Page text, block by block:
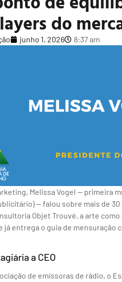
do
junho 1, 2026 8:37 am
Melissa Vogel — primeira
— falou sobre mais de 30
Objet Trouvé, a arte
entrega o guia de mensuração
a CEO
de emissoras de rádio, o